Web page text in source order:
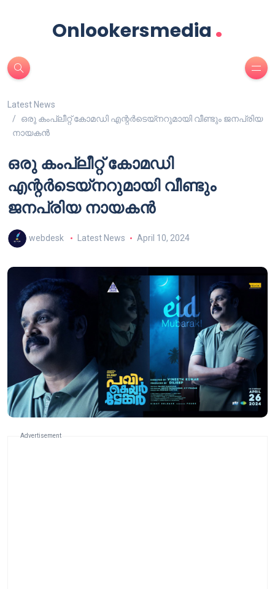
Onlookersmedia .
Latest News
ഒരു കംപ്ലീറ്റ് കോമഡി എന്റർടെയ്നറുമായി വീണ്ടും ജനപ്രിയ
നായകൻ
ഒരു കംപ്ലീറ്റ് കോമഡി
എന്റർടെയ്നറുമായി വീണ്ടും
ജനപ്രിയ നായകൻ
webdesk Latest News April 10, 2024
Advertisement